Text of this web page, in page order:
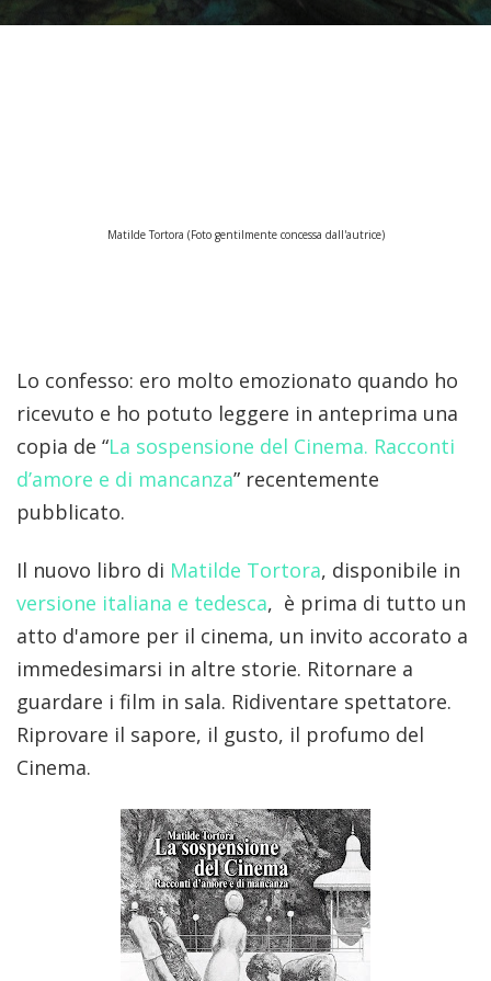
Matilde Tortora (Foto gentilmente concessa dall'autrice)
Lo confesso: ero molto emozionato quando ho
ricevuto e ho potuto leggere in anteprima una
copia de “La sospensione del Cinema. Racconti
d’amore e di mancanza” recentemente
pubblicato.
Il nuovo libro di Matilde Tortora, disponibile in
versione italiana e tedesca, è prima di tutto un
atto d'amore per il cinema, un invito accorato a
immedesimarsi in altre storie. Ritornare a
guardare i film in sala. Ridiventare spettatore.
Riprovare il sapore, il gusto, il profumo del
Cinema.